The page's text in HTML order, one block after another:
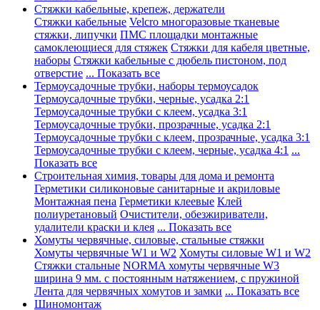
Стяжки кабельные, крепеж, держатели
Стяжки кабельные Velcro многоразовые тканевые
стяжки, липучки ПМС площадки монтажные
самоклеющиеся для стяжек Стяжки для кабеля цветные,
наборы Стяжки кабельные с дюбель пистоном, под
отверстие ... Показать все
Термоусадочные трубки, наборы термоусадок
Термоусадочные трубки, черные, усадка 2:1
Термоусадочные трубки с клеем, усадка 3:1
Термоусадочные трубки, прозрачные, усадка 2:1
Термоусадочные трубки с клеем, прозрачные, усадка 3:1
Термоусадочные трубки с клеем, черные, усадка 4:1 ...
Показать все
Строительная химия, товары для дома и ремонта
Герметики силиконовые санитарные и акриловые
Монтажная пена Герметики клеевые Клей
полиуретановый Очистители, обезжириватели,
удалители краски и клея ... Показать все
Хомуты червячные, силовые, стальные стяжки
Хомуты червячные W1 и W2 Хомуты силовые W1 и W2
Стяжки стальные NORMA хомуты червячные W3
ширина 9 мм. с постоянным натяжением, с пружиной
Лента для червячных хомутов и замки ... Показать все
Шиномонтаж